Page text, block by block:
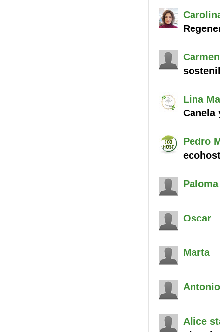
Carmen
Lina
Canela
Pedro
ecohost
Oscar
Marta
Antonio
Alice